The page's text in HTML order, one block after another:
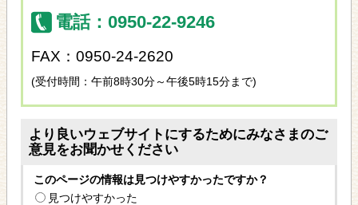
電話：0950-22-9246
FAX：0950-24-2620
(受付時間：午前8時30分～午後5時15分まで)
より良いウェブサイトにするためにみなさまのご
意見をお聞かせください
このページの情報は見つけやすかったですか？
見つけやすかった